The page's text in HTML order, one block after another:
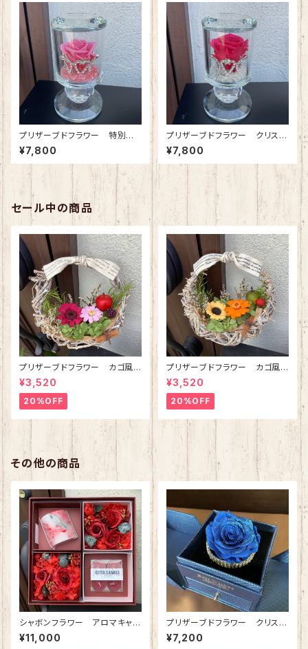
プリザーブドフラワー 特別な
日に特別な人へ クリスタルテ
ィアラ(プリンセスピンク)
¥7,800
プリザーブドフラワー クリスタ
ルティアラ(ローズピンク)
¥7,800
セール中の商品
プリザーブドフラワー カゴ風リ
ースブーケ(ピンク)
¥3,520
20%OFF
プリザーブドフラワー カゴ風リ
ースブーケ(オレンジ)
¥3,520
20%OFF
その他の商品
シャボンフラワー アロマキャン
ドル付き ミニボックスセット(ロ
ーズレッド)
¥11,000
プリザーブドフラワー クリスタ
ルブレス(ジュエリーボックス)
ロイヤルブルー
¥7,200